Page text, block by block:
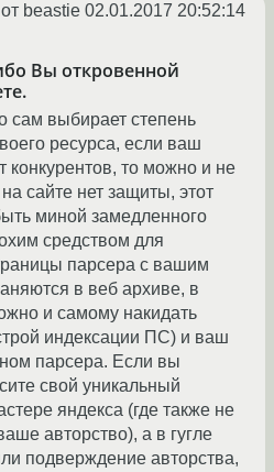
от beastie 02.01.2017 20:52:14
Вы откровенной
сам выбирает степень
ресурса, если ваш
конкурентов, то можно и не
сайте нет защиты, этот
миной замедленного
средством для
парсера с вашим
в веб архиве, в
и самому накидать
индексации ПС) и ваш
парсера. Если вы
свой уникальный
яндекса (где также не
авторство), а в гугле
подверждение авторства,